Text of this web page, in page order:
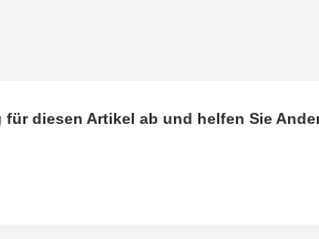
für diesen Artikel ab und helfen Sie